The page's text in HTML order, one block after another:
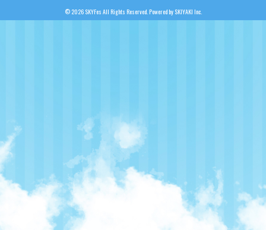
© 2026 SKYFes All Rights Reserved. Powered by SKIYAKI Inc.